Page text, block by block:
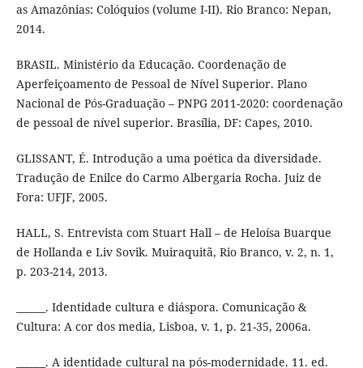
as Amazônias: Colóquios (volume I-II). Rio Branco: Nepan,
2014.
BRASIL. Ministério da Educação. Coordenação de
Aperfeiçoamento de Pessoal de Nível Superior. Plano
Nacional de Pós-Graduação – PNPG 2011-2020: coordenação
de pessoal de nível superior. Brasília, DF: Capes, 2010.
GLISSANT, É. Introdução a uma poética da diversidade.
Tradução de Enilce do Carmo Albergaria Rocha. Juiz de
Fora: UFJF, 2005.
HALL, S. Entrevista com Stuart Hall – de Heloísa Buarque
de Hollanda e Liv Sovik. Muiraquitã, Rio Branco, v. 2, n. 1,
p. 203-214, 2013.
______. Identidade cultura e diáspora. Comunicação &
Cultura: A cor dos media, Lisboa, v. 1, p. 21-35, 2006a.
______. A identidade cultural na pós-modernidade. 11. ed.